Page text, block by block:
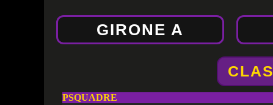
GIRONE A
PSQUADRE